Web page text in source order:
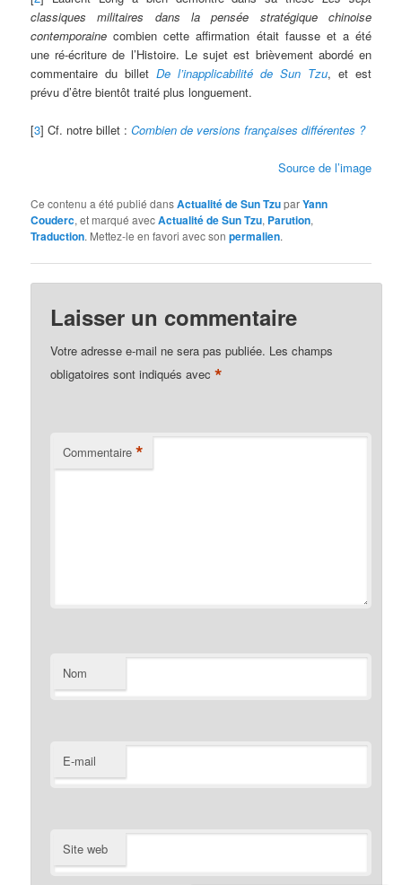
classiques militaires dans la pensée stratégique chinoise
contemporaine combien cette affirmation était fausse et a été
une ré-écriture de l’Histoire. Le sujet est brièvement abordé en
commentaire du billetDe l’inapplicabilité de Sun Tzu, et est
prévu d’être bientôt traité plus longuement.
[3] Cf. notre billet :Combien de versions françaises différentes ?
Source de l’image
Ce contenu a été publié dansActualité de Sun TzuparYann
Couderc, et marqué avecActualité de Sun Tzu, Parution,
Traduction. Mettez-le en favori avec sonpermalien.
Laisser un commentaire
Votre adresse e-mail ne sera pas publiée. Les champs
obligatoires sont indiqués avec*
Commentaire *
Nom
E-mail
Site web